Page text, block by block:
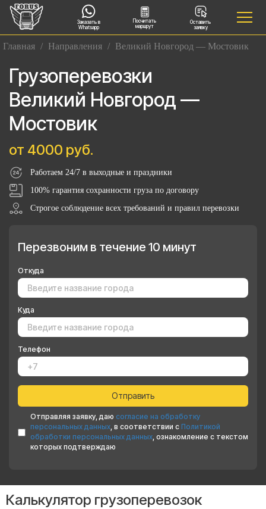
Заказать в
Whatsapp
Посчитать
маршрут
Оставить
заявку
Главная / Направления / Великий Новгород — Мостовик
Грузоперевозки
Великий Новгород —
Мостовик
от 4000 руб.
Работаем 24/7 в выходные и праздники
100% гарантия сохранности груза по договору
Строгое соблюдение всех требований и правил перевозки
Перезвоним в течение 10 минут
Откуда
Куда
Телефон
Отправляя заявку, даю согласие на обработку
персональных данных, в соответствии с Политикой
обработки персональных данных, ознакомление с текстом
которых подтверждаю
Калькулятор грузоперевозок